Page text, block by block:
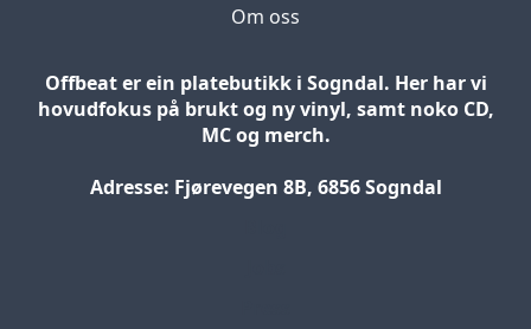
Om oss
Offbeat er ein platebutikk i Sogndal. Her har vi
hovudfokus på brukt og ny vinyl, samt noko CD,
MC og merch.
Adresse: Fjørevegen 8B, 6856 Sogndal